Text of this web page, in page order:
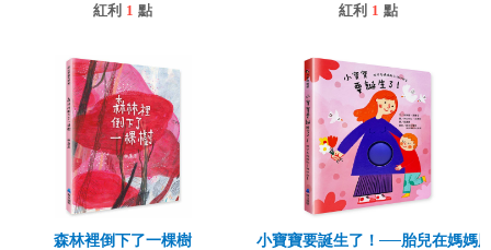
紅利 1 點
紅利 1 點
森林裡倒下了一棵樹
小寶寶要誕生了！──胎兒在媽媽